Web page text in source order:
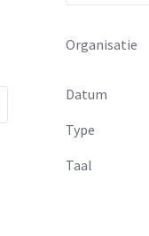
Organisatie
Datum
Type
Taal